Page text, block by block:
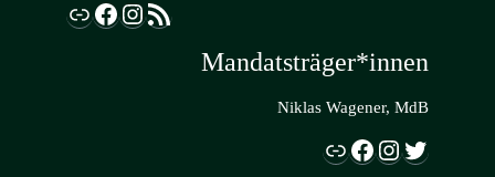
Link Facebook InstagramRSS-Feed
Mandatsträger*innen
Niklas Wagener, MdB
Link Facebook InstagramTwitter